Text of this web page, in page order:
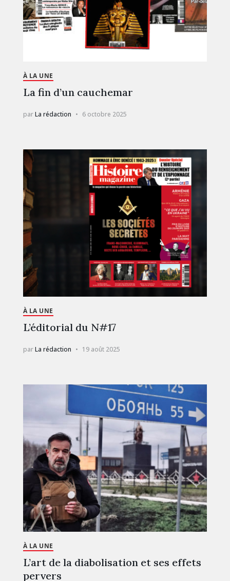
À LA UNE
La fin d’un cauchemar
parLa rédaction 6 octobre 2025
À LA UNE
L’éditorial du N#17
parLa rédaction 19 août 2025
À LA UNE
L’art de la diabolisation et ses effets
pervers